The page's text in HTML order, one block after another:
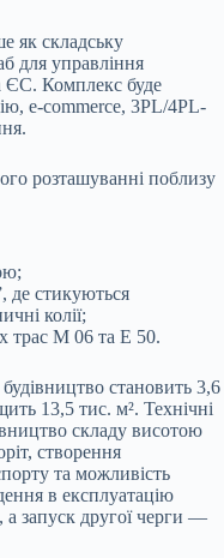
як складську
для управління
ЄС. Комплекс буде
e-commerce, 3PL/4PL-
розташуванні поблизу
де стикуються
колії;
трас М 06 та Е 50.
становить 3,6
13,5 тис. м². Технічні
складу висотою
створення
та можливість
в експлуатацію
а запуск другої черги —